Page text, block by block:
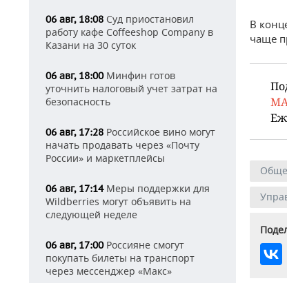
06 авг, 18:08 Суд приостановил
работу кафе Coffeeshop Company в
Казани на 30 суток
06 авг, 18:00Минфин готов
уточнить налоговый учет затрат на
безопасность
06 авг, 17:28 Российское вино могут
начать продавать через «Почту
России» и маркетплейсы
06 авг, 17:14Меры поддержки для
Wildberries могут объявить на
следующей неделе
06 авг, 17:00Россияне смогут
покупать билеты на транспорт
через мессенджер «Макс»
В
чаще